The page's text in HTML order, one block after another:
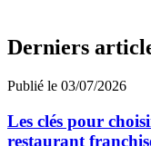
Derniers
Publié le 03/07/2026
Les clés pour
restaurant